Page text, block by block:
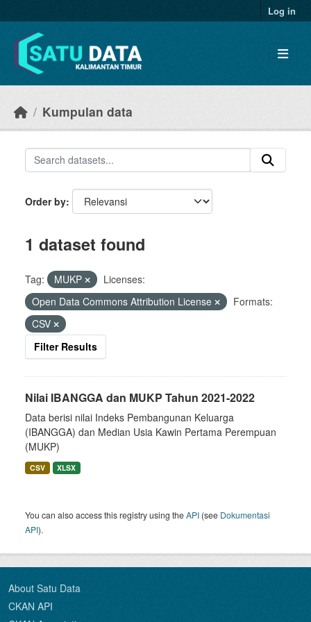
Log in
Kumpulan data
Order by
1 dataset found
Tag: MUKP
Licenses:
Open Data Commons Attribution License
Formats:
CSV
Filter Results
Nilai IBANGGA dan MUKP Tahun 2021-2022
Data berisi nilai Indeks Pembangunan Keluarga
(IBANGGA) dan Median Usia Kawin Pertama Perempuan
(MUKP)
CSV XLSX
You can also access this registry using theAPI (see Dokumentasi
API).
About Satu Data
CKAN API